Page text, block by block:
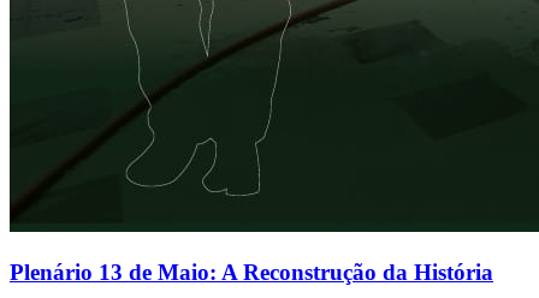
Plenário 13 de Maio: A Reconstrução da História